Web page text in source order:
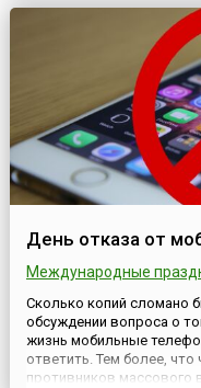
День отказа от
Международные
Сколько копий сломано
обсуждении вопроса о
жизнь мобильные
ответить. Тем более,
противников массового